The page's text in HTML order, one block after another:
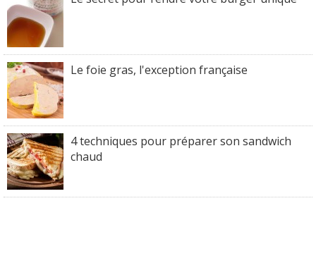
Le foie gras, l'exception française
4 techniques pour préparer son sandwich
chaud